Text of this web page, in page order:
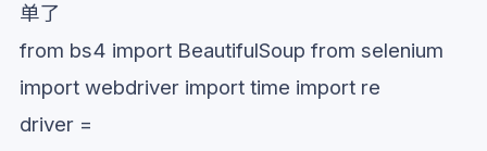
单了
from bs4 import BeautifulSoup from selenium
import webdriver import time import re
driver =